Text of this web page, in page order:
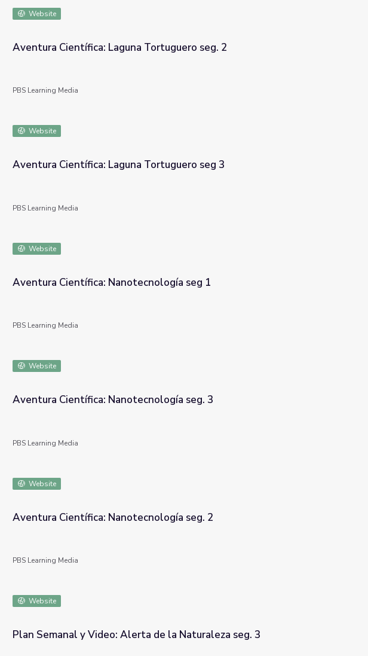
Website
Laguna Tortuguero seg. 2
Aventura Científica: Laguna Tortuguero seg. 2
PBS Learning Media
Website
Laguna Tortuguero seg 3
Aventura Científica: Laguna Tortuguero seg 3
PBS Learning Media
Website
Nanotecnología seg 1
Aventura Científica: Nanotecnología seg 1
PBS Learning Media
Website
Nanotecnología seg. 3
Aventura Científica: Nanotecnología seg. 3
PBS Learning Media
Website
Nanotecnología seg. 2
Aventura Científica: Nanotecnología seg. 2
PBS Learning Media
Website
Plan Semanal y Video: Alerta de la Naturaleza seg. 3